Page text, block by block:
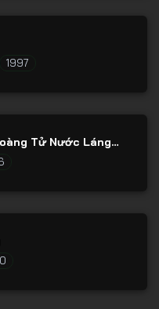
1997
Tử Nước Láng